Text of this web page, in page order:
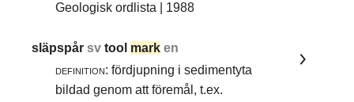
Geologisk ordlista | 1988
släpspårsvtool mark en
definition: fördjupning i sedimentyta
bildad genom att föremål, t.ex.